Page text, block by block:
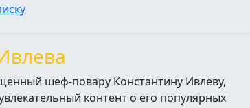
шеф-повару Константину Ивлеву,
контент о его популярных